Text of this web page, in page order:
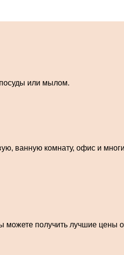
или мылом.
ванную комнату, офис и
получить лучшие цены